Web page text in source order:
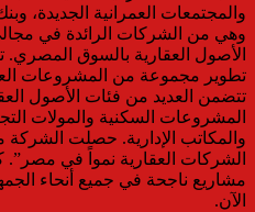
وهي من الشركات الرائدة في
الأصول العقارية بالسوق المصري.
تطوير مجموعة من المشروعات
تتضمن العديد من فئات الأصول
المشروعات السكنية والمولات
والمكاتب الإدارية. حصلت
مشاريع ناجحة في جميع أنحاء
الآن.